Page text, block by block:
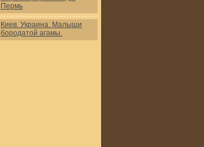
Пермь
Киев. Украина. Малыши
бородатой агамы.